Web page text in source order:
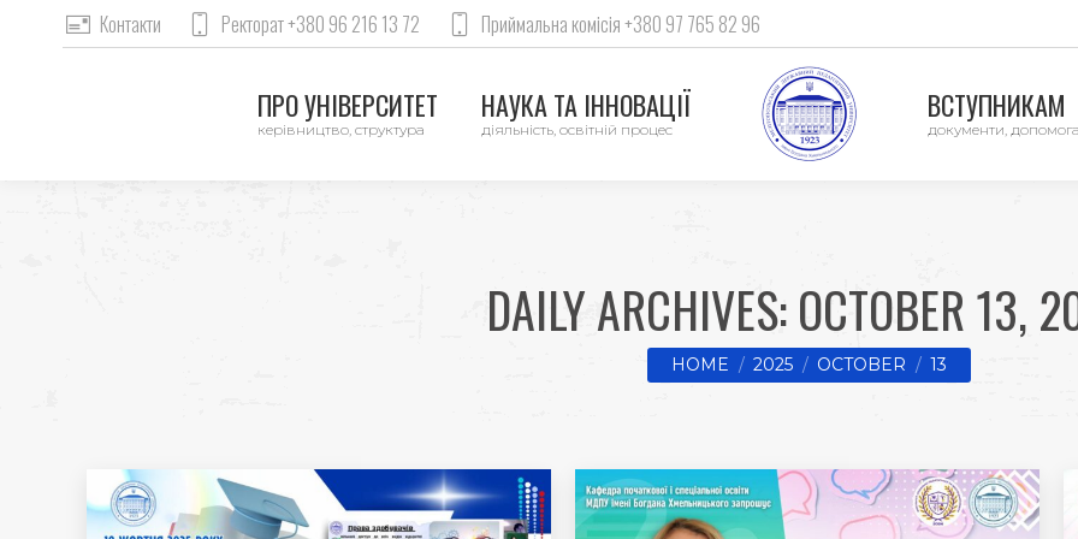
Контакти Ректорат +380 96 216 13 72 Приймальна комісія +380 97 765 82 96
ПРО УНІВЕРСИТЕТ
керівництво, структура
НАУКА ТА ІННОВАЦІЇ
діяльність, освітній процес
ВСТУПНИКАМ
документи, допомога
DAILY ARCHIVES:OCTOBER 13,
You are here:
HOME 2025 OCTOBER 13